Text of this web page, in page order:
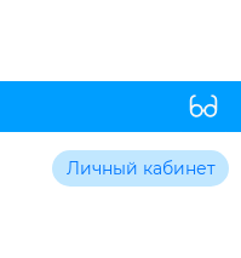
Личный кабинет